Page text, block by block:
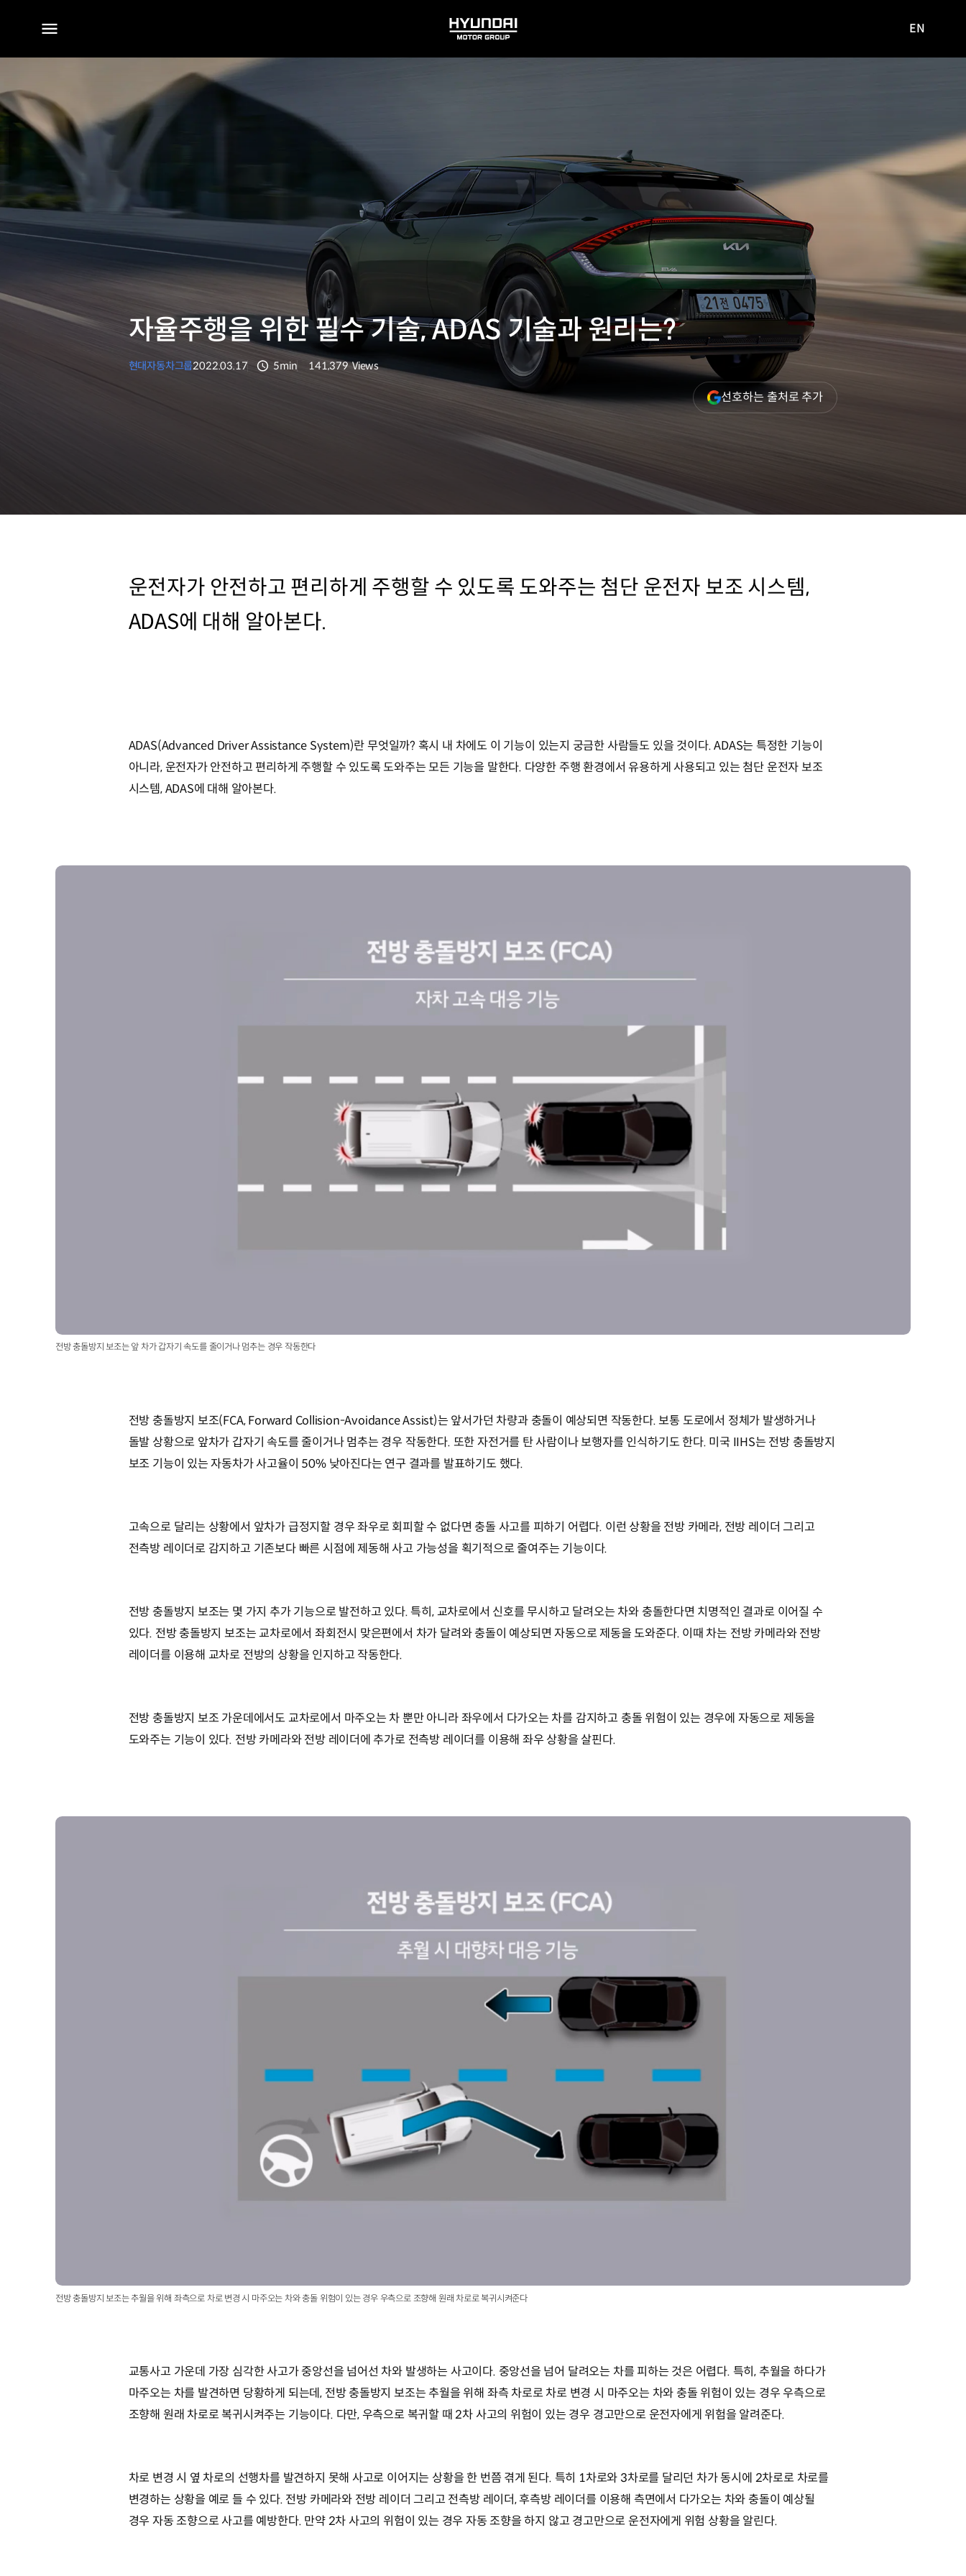
전체
HYUNDAI
MOTOR
사이트로
EN
자율주행을 위한 필수 기술, ADAS 기술과 원리는?
현대자동차그룹2022.03.17 5min 141,379 Views
선호하는 출처로 추가(새
창
운전자가 안전하고 편리하게 주행할 수 있도록 도와주는 첨단 운전자 보조 시스템,
ADAS에 대해 알아본다.
ADAS(Advanced Driver Assistance System)란 무엇일까? 혹시 내 차에도 이 기능이 있는지 궁금한 사람들도 있을 것이다. ADAS는 특정한 기능이
아니라, 운전자가 안전하고 편리하게 주행할 수 있도록 도와주는 모든 기능을 말한다. 다양한 주행 환경에서 유용하게 사용되고 있는 첨단 운전자 보조
시스템, ADAS에 대해 알아본다.
전방 충돌방지 보조는 앞 차가 갑자기 속도를 줄이거나 멈추는 경우 작동한다
전방 충돌방지 보조(FCA, Forward Collision-Avoidance Assist)는 앞서가던 차량과 충돌이 예상되면 작동한다. 보통 도로에서 정체가 발생하거나
돌발 상황으로 앞차가 갑자기 속도를 줄이거나 멈추는 경우 작동한다. 또한 자전거를 탄 사람이나 보행자를 인식하기도 한다. 미국 IIHS는 전방 충돌방지
보조 기능이 있는 자동차가 사고율이 50% 낮아진다는 연구 결과를 발표하기도 했다.
고속으로 달리는 상황에서 앞차가 급정지할 경우 좌우로 회피할 수 없다면 충돌 사고를 피하기 어렵다. 이런 상황을 전방 카메라, 전방 레이더 그리고
전측방 레이더로 감지하고 기존보다 빠른 시점에 제동해 사고 가능성을 획기적으로 줄여주는 기능이다.
전방 충돌방지 보조는 몇 가지 추가 기능으로 발전하고 있다. 특히, 교차로에서 신호를 무시하고 달려오는 차와 충돌한다면 치명적인 결과로 이어질 수
있다. 전방 충돌방지 보조는 교차로에서 좌회전시 맞은편에서 차가 달려와 충돌이 예상되면 자동으로 제동을 도와준다. 이때 차는 전방 카메라와 전방
레이더를 이용해 교차로 전방의 상황을 인지하고 작동한다.
전방 충돌방지 보조 가운데에서도 교차로에서 마주오는 차 뿐만 아니라 좌우에서 다가오는 차를 감지하고 충돌 위험이 있는 경우에 자동으로 제동을
도와주는 기능이 있다. 전방 카메라와 전방 레이더에 추가로 전측방 레이더를 이용해 좌우 상황을 살핀다.
전방 충돌방지 보조는 추월을 위해 좌측으로 차로 변경 시 마주오는 차와 충돌 위험이 있는 경우 우측으로 조향해 원래 차로로 복귀시켜준다
교통사고 가운데 가장 심각한 사고가 중앙선을 넘어선 차와 발생하는 사고이다. 중앙선을 넘어 달려오는 차를 피하는 것은 어렵다. 특히, 추월을 하다가
마주오는 차를 발견하면 당황하게 되는데, 전방 충돌방지 보조는 추월을 위해 좌측 차로로 차로 변경 시 마주오는 차와 충돌 위험이 있는 경우 우측으로
조향해 원래 차로로 복귀시켜주는 기능이다. 다만, 우측으로 복귀할 때 2차 사고의 위험이 있는 경우 경고만으로 운전자에게 위험을 알려준다.
차로 변경 시 옆 차로의 선행차를 발견하지 못해 사고로 이어지는 상황을 한 번쯤 겪게 된다. 특히 1차로와 3차로를 달리던 차가 동시에 2차로로 차로를
변경하는 상황을 예로 들 수 있다. 전방 카메라와 전방 레이더 그리고 전측방 레이더, 후측방 레이더를 이용해 측면에서 다가오는 차와 충돌이 예상될
경우 자동 조향으로 사고를 예방한다. 만약 2차 사고의 위험이 있는 경우 자동 조향을 하지 않고 경고만으로 운전자에게 위험 상황을 알린다.